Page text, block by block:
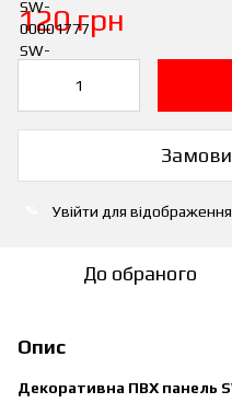
120 грн
Увійти для
До обраного
Опис
Декоративна ПВХ панель